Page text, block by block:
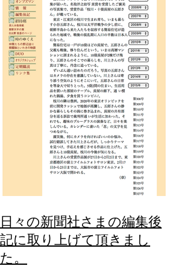
日々の新聞社さまの編集後
記に取り上げて頂きまし
た。